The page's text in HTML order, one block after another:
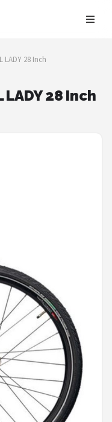
LADY 28 Inch
28 Inch